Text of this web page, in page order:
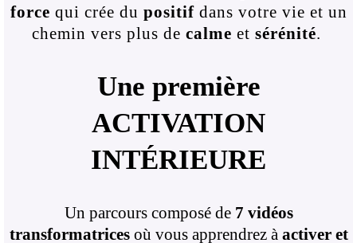
force qui crée du positifdans votre vie et un
chemin vers plus de calme et sérénité.
Une première
ACTIVATION
INTÉRIEURE
Un parcours composé de 7 vidéos
transformatricesoù vous apprendrez à activer et